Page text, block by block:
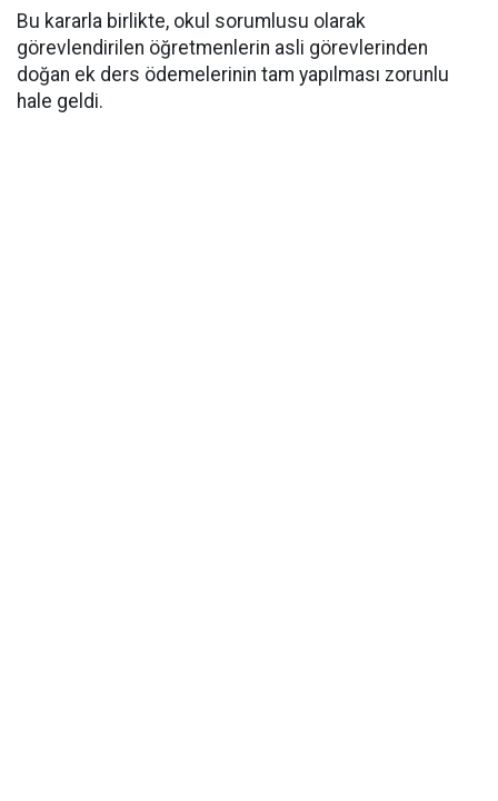
​Bu kararla birlikte, okul sorumlusu olarak
görevlendirilen öğretmenlerin asli görevlerinden
doğan ek ders ödemelerinin tam yapılması zorunlu
hale geldi.